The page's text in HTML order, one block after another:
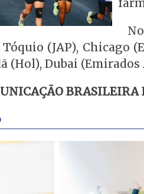
(JAP), Chicago
(Hol), Dubai (Emirados
BRASILEIRA